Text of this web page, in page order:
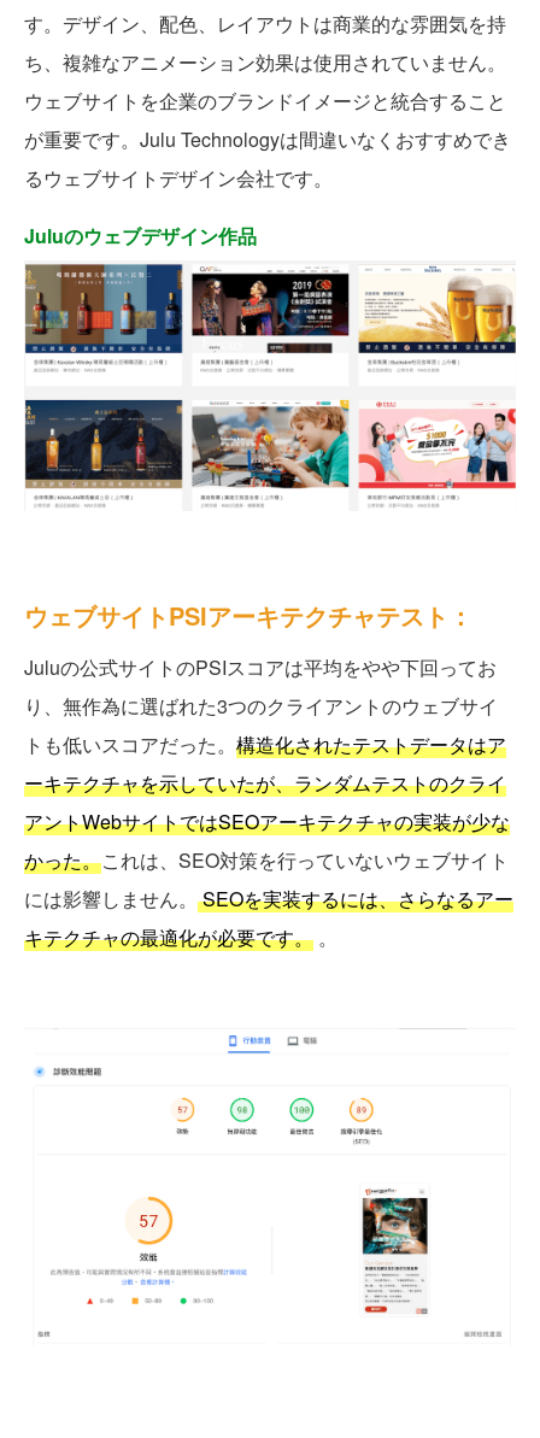
す。デザイン、配色、レイアウトは商業的な雰囲気を持
ち、複雑なアニメーション効果は使用されていません。
ウェブサイトを企業のブランドイメージと統合すること
が重要です。Julu Technologyは間違いなくおすすめでき
るウェブサイトデザイン会社です。
Juluのウェブデザイン作品
ウェブサイトPSIアーキテクチャテスト：
Juluの公式サイトのPSIスコアは平均をやや下回ってお
り、無作為に選ばれた3つのクライアントのウェブサイ
トも低いスコアだった。 構造化されたテストデータはア
ーキテクチャを示していたが、ランダムテストのクライ
アントWebサイトではSEOアーキテクチャの実装が少な
かった。これは、SEO対策を行っていないウェブサイト
には影響しません。 SEOを実装するには、さらなるアー
キテクチャの最適化が必要です。 。